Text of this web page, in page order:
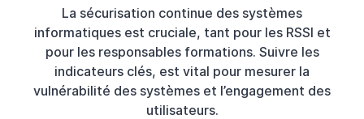
La sécurisation continue des systèmes
informatiques est cruciale, tant pour les RSSI et
pour les responsables formations. Suivre les
indicateurs clés, est vital pour mesurer la
vulnérabilité des systèmes et l’engagement des
utilisateurs.